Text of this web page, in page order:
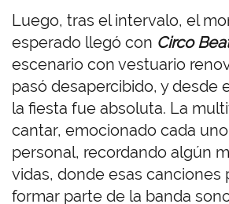
Luego, tras el intervalo, el
esperado llegó con Circo
escenario con vestuario
pasó desapercibido, y desde
la fiesta fue absoluta. La
cantar, emocionado cada
personal, recordando algún
vidas, donde esas canciones
formar parte de la banda